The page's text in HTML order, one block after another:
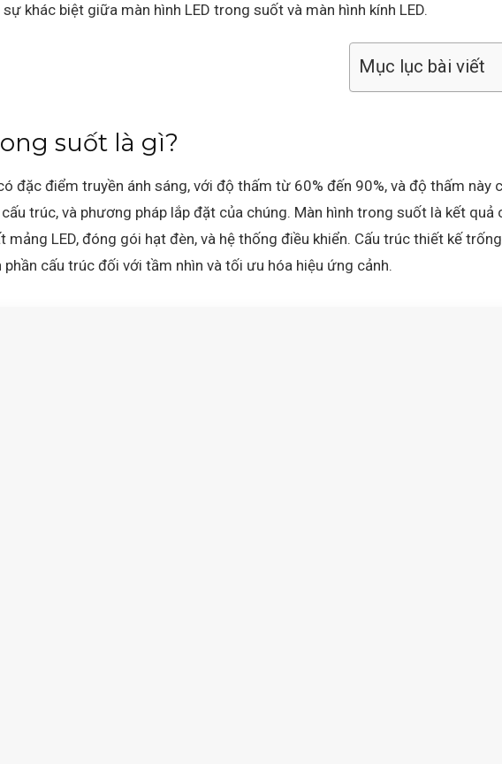
khác biệt giữa màn hình LED trong suốt và màn hình kính LED.
Mục lục bài viết
suốt là gì?
đặc điểm truyền ánh sáng, với độ thấm từ 60% đến 90%, và độ thấm này
trúc, và phương pháp lắp đặt của chúng. Màn hình trong suốt là kết quả
LED, đóng gói hạt đèn, và hệ thống điều khiển. Cấu trúc thiết kế
cấu trúc đối với tầm nhìn và tối ưu hóa hiệu ứng cảnh.